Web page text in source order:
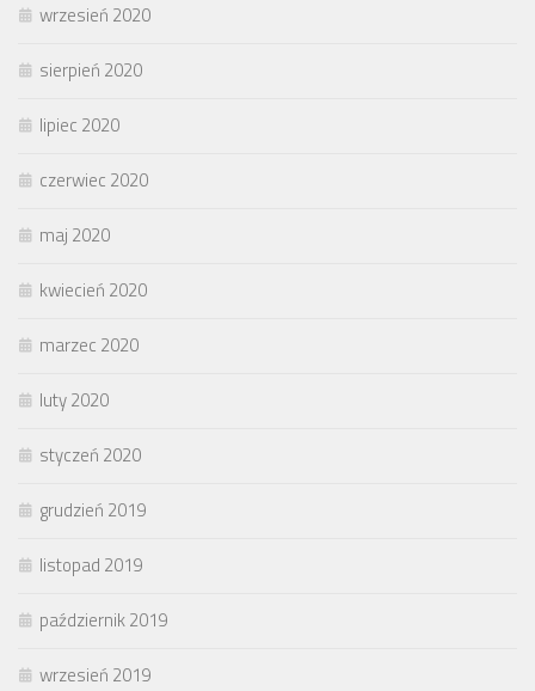
wrzesień 2020
sierpień 2020
lipiec 2020
czerwiec 2020
maj 2020
kwiecień 2020
marzec 2020
luty 2020
styczeń 2020
grudzień 2019
listopad 2019
październik 2019
wrzesień 2019